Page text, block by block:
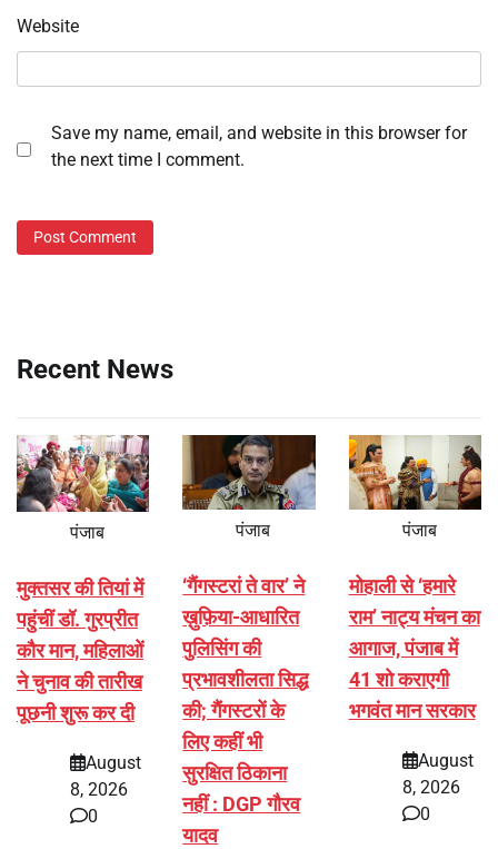
Website
Save my name, email, and website in this browser for
the next time I comment.
Recent News
पंजाब
मुक्तसर की तियां में
पहुंचीं डॉ. गुरप्रीत
कौर मान, महिलाओं
ने चुनाव की तारीख
पूछनी शुरू कर दी
August
8, 2026
0
पंजाब
‘गैंगस्टरां ते वार’ ने
ख़ुफ़िया-आधारित
पुलिसिंग की
प्रभावशीलता सिद्ध
की; गैंगस्टरों के
लिए कहीं भी
सुरक्षित ठिकाना
नहीं : DGP गौरव
यादव
पंजाब
मोहाली से ‘हमारे
राम’ नाट्य मंचन का
आगाज, पंजाब में
41 शो कराएगी
भगवंत मान सरकार
August
8, 2026
0